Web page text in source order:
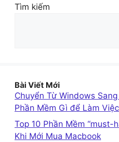
Tìm kiếm
Bài Viết Mới
Chuyển Từ Windows
Phần Mềm Gì để Làm
Top 10 Phần Mềm “must-
Khi Mới Mua Macbook